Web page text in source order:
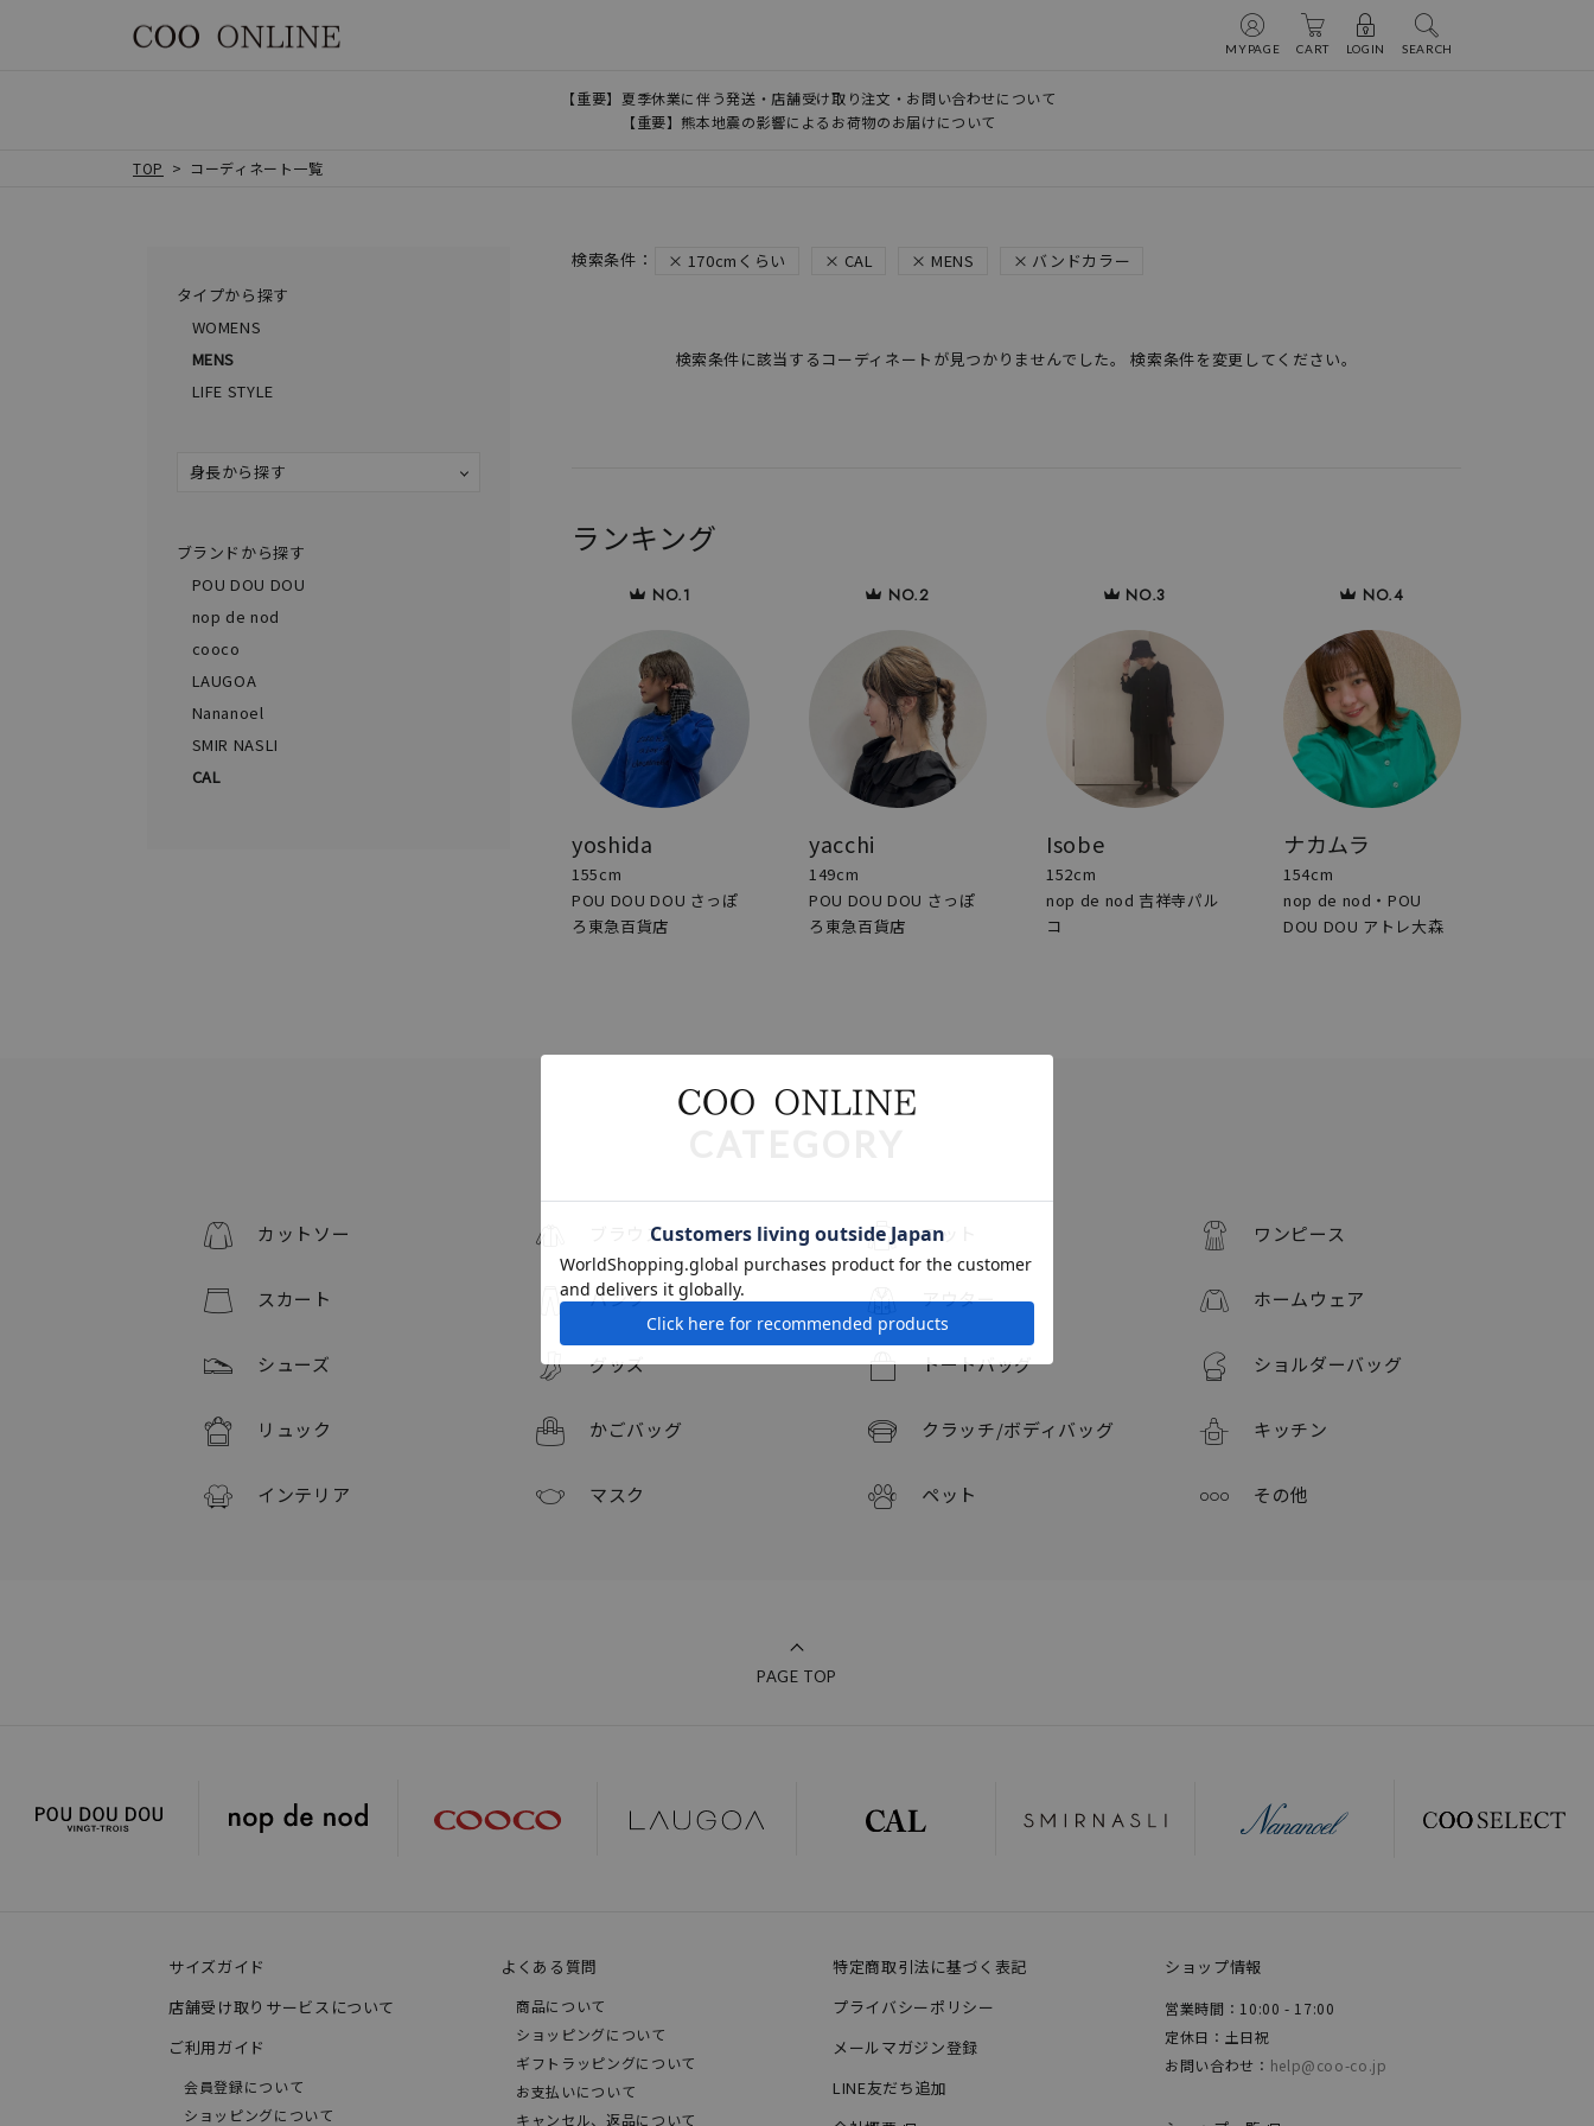
MYPAGE CART LOGIN SEARCH
【重要】夏季休業に伴う発送・店舗受け取り注文・お問い合わせについて
【重要】熊本地震の影響によるお荷物のお届けについて
TOP コーディネート一覧
タイプから探す
WOMENS
MENS
LIFE STYLE
身長から探す
ブランドから探す
POU DOU DOU
nop de nod
cooco
LAUGOA
Nananoel
SMIR NASLI
CAL
170cmくらい CAL MENS バンドカラー
検索条件に該当するコーディネートが見つかりませんでした。 検索条件を変更してください。
ランキング
yoshida
155cm
POU DOU DOU さっぽ
ろ東急百貨店
yacchi
149cm
POU DOU DOU さっぽ
ろ東急百貨店
Isobe
152cm
nop de nod 吉祥寺パル
コ
ナカムラ
154cm
nop de nod・POU
DOU DOU アトレ大森
カットソー ブラウス ニット ワンピース
スカート パンツ アウター ホームウェア
シューズ グッズ トートバッグ ショルダーバッグ
リュック かごバッグ クラッチ/ボディバッグ キッチン
インテリア マスク ペット その他
PAGE TOP
サイズガイド
店舗受け取りサービスについて
ご利用ガイド
会員登録について
ショッピングについて
よくある質問
商品について
ショッピングについて
ギフトラッピングについて
お支払いについて
キャンセル、返品について
特定商取引法に基づく表記
プライバシーポリシー
メールマガジン登録
LINE友だち追加
ショップ情報
営業時間：10:00 - 17:00
定休日：土日祝
お問い合わせ： help@coo-co.jp